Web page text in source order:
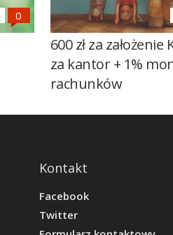
600 zł za
za kantor + 1%
rachunków
Kontakt
Facebook
Twitter